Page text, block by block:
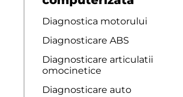
Diagnostica motorului
Diagnosticare ABS
Diagnosticare articulatii
omocinetice
Diagnosticare auto